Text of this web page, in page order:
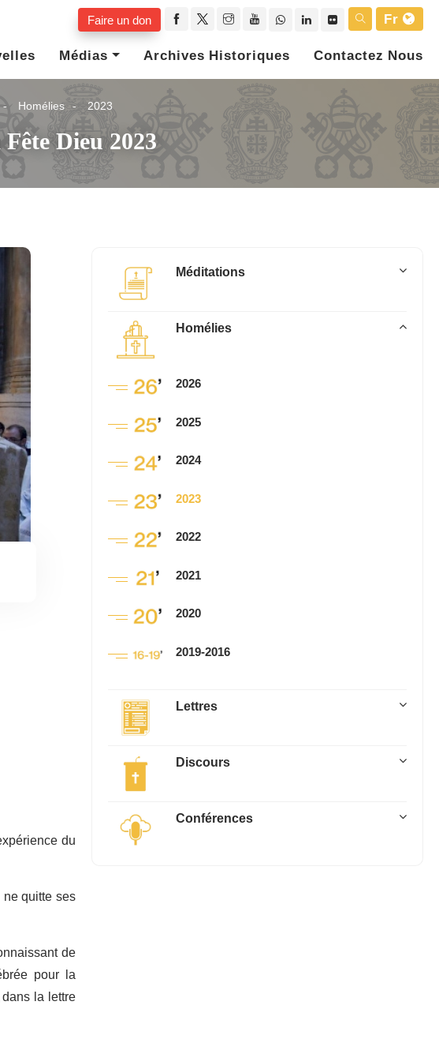
Faire un don
Fr
Médias Archives Historiques Contactez Nous
Homélies 2023
Dieu 2023
du
quitte ses
de
pour la
la lettre
Méditations
Homélies
2026
2025
2024
2023
2022
2021
2020
2019-2016
Lettres
Discours
Conférences